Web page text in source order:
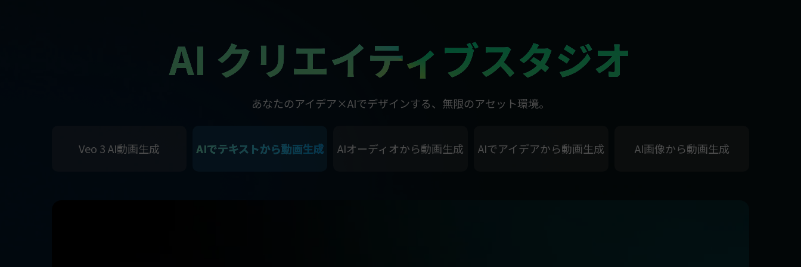
AI クリエイティブスタジオ
あなたのアイデア×AIでデザインする、無限のアセット環境。
Veo 3 AI動画生成 AIでテキストから動画生成 AIオーディオから動画生成 AIでアイデアから動画生成 AI画像から動画生成